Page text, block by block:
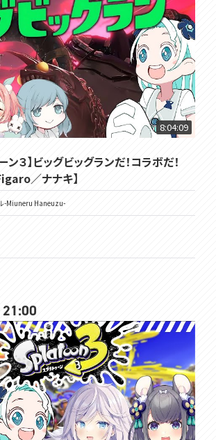
8:04:09
ン３】ビッグビッグランだ！コラボだ！
／ナナキ】
-Miuneru Haneuzu-